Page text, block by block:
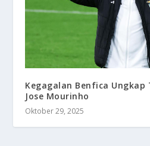
Kegagalan Benfica
Jose Mourinho
Oktober 29, 2025